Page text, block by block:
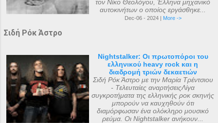
τον Νίκο Θεολόγου, Έλληνα μηχανικό
αυτοκινήτων ο οποίος εργάσθηκε...
Dec-06 - 2024 | More ->
Σιδή Ρόκ Άστρο
Nightstalker: Οι πρωτοπόροι του
ελληνικού heavy rock και η
διαδρομή τριών δεκαετιών
Σιδή Ρόκ Άστρο με την Μαρία Τρέντσιου
- Τελευταίες αναρτήσειςΛίγα
συγκροτήματα της ελληνικής ροκ σκηνής
μπορούν να καυχηθούν ότι
διαμόρφωσαν ένα ολόκληρο μουσικό
ρεύμα. Οι Nightstalker ανήκουν...